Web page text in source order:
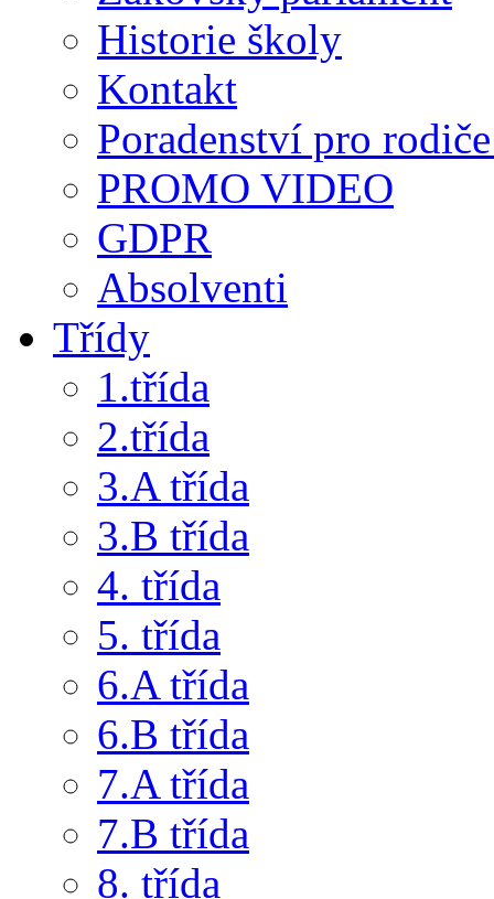
Historie školy
Kontakt
Poradenství pro
PROMO VIDEO
GDPR
Absolventi
Třídy
1.třída
2.třída
3.A třída
3.B třída
4. třída
5. třída
6.A třída
6.B třída
7.A třída
7.B třída
8. třída